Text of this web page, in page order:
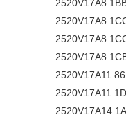
2520V17A8
2520V17A8
2520V17A8
2520V17A8
2520V17A11
2520V17A11
2520V17A14